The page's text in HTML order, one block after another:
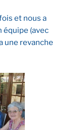
et nous a
équipe (avec
une revanche